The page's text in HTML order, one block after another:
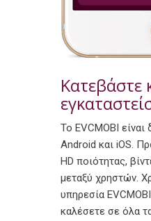
Κατεβάστε
Το EVCMOBI είναι
Android και iOS.
HD ποιότητας,
μεταξύ χρηστών.
υπηρεσία
καλέσετε σε όλα